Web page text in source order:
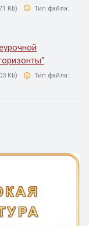
Kb)
Тип файла:
Kb)
Тип файла: